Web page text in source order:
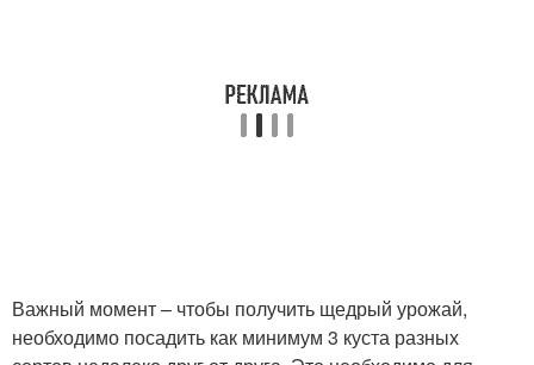
Важный момент – чтобы получить щедрый урожай,
необходимо посадить как минимум 3 куста разных